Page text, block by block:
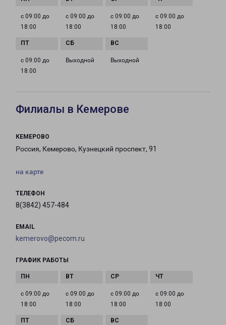
с 09:00 до
18:00
с 09:00 до
18:00
с 09:00 до
18:00
с 09:00 до
18:00
с 09:00 до
18:00
Выходной Выходной
Филиалы в Кемерове
КЕМЕРОВО
Россия, Кемерово, Кузнецкий проспект, 91
на карте
ТЕЛЕФОН
8(3842) 457-484
EMAIL
kemerovo@pecom.ru
ГРАФИК РАБОТЫ
с 09:00 до
18:00
с 09:00 до
18:00
с 09:00 до
18:00
с 09:00 до
18:00